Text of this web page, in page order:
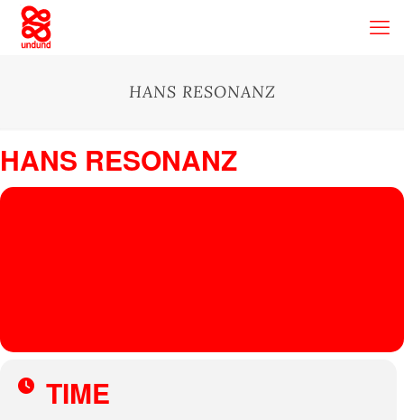
HANS RESONANZ
HANS RESONANZ
TIME